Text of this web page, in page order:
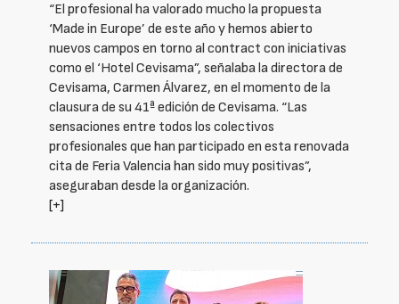
“El profesional ha valorado mucho la propuesta
‘Made in Europe’ de este año y hemos abierto
nuevos campos en torno al contract con iniciativas
como el ‘Hotel Cevisama”, señalaba la directora de
Cevisama, Carmen Álvarez, en el momento de la
clausura de su 41ª edición de Cevisama. “Las
sensaciones entre todos los colectivos
profesionales que han participado en esta renovada
cita de Feria Valencia han sido muy positivas”,
aseguraban desde la organización.
[+]